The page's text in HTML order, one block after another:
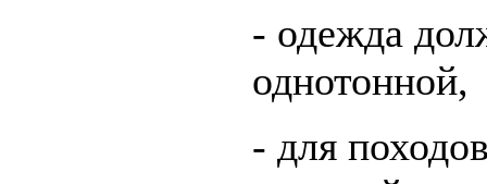
- одежда
однотонной,
- для